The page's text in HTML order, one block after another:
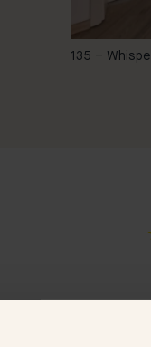
135 –